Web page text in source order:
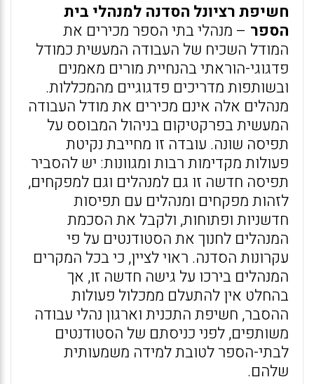
חשיפת רציונל הסדנה למנהלי בית
הספר – מנהלי בתי הספר מכירים את
המודל השכיח של העבודה המעשית כמודל
פדגוגי-הוראתי בהנחיית מורים מאמנים
ובשותפות מדריכים פדגוגיים מהמכללות.
מנהלים אלה אינם מכירים את מודל העבודה
המעשית בפרקטיקום בניהול המבוסס על
תפיסה שונה. עובדה זו מחייבת נקיטת
פעולות מקדימות רבות ומגוונות: יש להסביר
תפיסה חדשה זו גם למנהלים וגם למפקחים,
לזהות מפקחים ומנהלים עם תפיסות
חדשניות ופתוחות, ולקבל את הסכמת
המנהלים לחנוך את הסטודנטים על פי
עקרונות הסדנה. ראוי לציין, כי בכל המקרים
המנהלים בירכו על גישה חדשה זו, אך
בהחלט אין להתעלם ממכלול פעולות
ההסבר, חשיפת התכנית וארגון נהלי עבודה
משותפים, לפני כניסתם של הסטודנטים
לבתי-הספר לטובת למידה משמעותית
שלהם.